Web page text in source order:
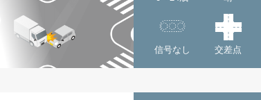
信号なし 交差点